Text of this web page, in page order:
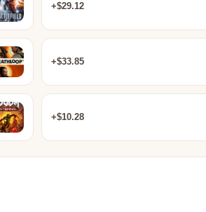
$29.12+
$33.85+
$10.28+